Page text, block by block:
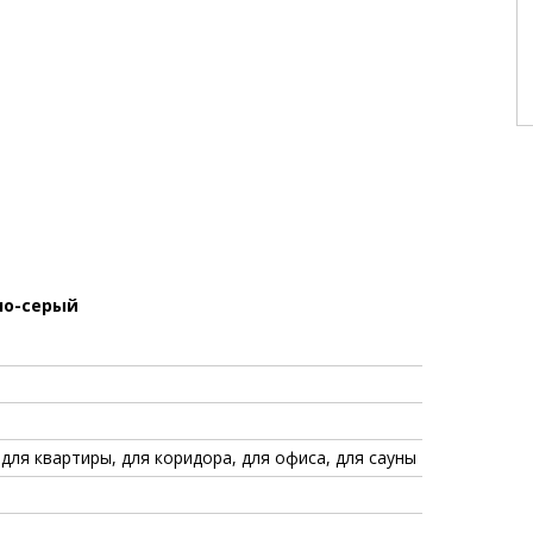
серый
квартиры, для коридора, для офиса, для сауны